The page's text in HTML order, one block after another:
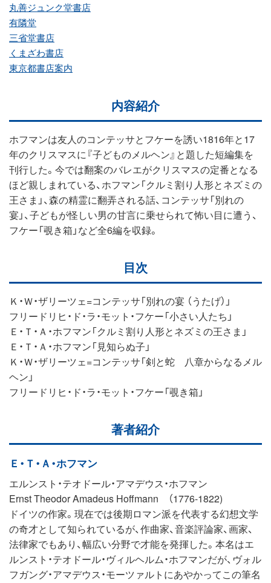
丸善ジュンク堂書店
有隣堂
三省堂書店
くまざわ書店
東京都書店案内
内容紹介
ホフマンは友人のコンテッサとフケーを誘い1816年と17
年のクリスマスに『子どものメルヘン』と題した短編集を
刊行した。今では翻案のバレエがクリスマスの定番となる
ほど親しまれている、ホフマン「クルミ割り人形とネズミの
王さま」、森の精霊に翻弄される話、コンテッサ「別れの
宴」、子どもが怪しい男の甘言に乗せられて怖い目に遭う、
フケー「覗き箱」など全6編を収録。
目次
Ｋ・Ｗ・ザリーツェ=コンテッサ「別れの宴 （うたげ）」
フリードリヒ・ド・ラ・モット・フケー「小さい人たち」
Ｅ・Ｔ・Ａ・ホフマン「クルミ割り人形とネズミの王さま」
Ｅ・Ｔ・Ａ・ホフマン「見知らぬ子」
Ｋ・Ｗ・ザリーツェ=コンテッサ「剣と蛇 八章からなるメル
ヘン」
フリードリヒ・ド・ラ・モット・フケー「覗き箱」
著者紹介
Ｅ・Ｔ・Ａ・ホフマン
エルンスト・テオドール・アマデウス・ホフマン
Ernst Theodor Amadeus Hoffmann （1776-1822)
ドイツの作家。現在では後期ロマン派を代表する幻想文学
の奇才として知られているが、作曲家、音楽評論家、画家、
法律家でもあり、幅広い分野で才能を発揮した。本名はエ
ルンスト・テオドール・ヴィルヘルム・ホフマンだが、ヴォル
フガング・アマデウス・モーツァルトにあやかってこの筆名